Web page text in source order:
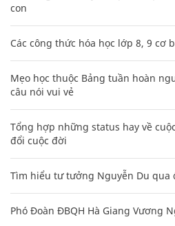
con
Các công thức hóa học lớp 8, 9 cơ
Mẹo học thuộc Bảng tuần hoàn
câu nói vui vẻ
Tổng hợp những status hay về
đổi cuộc đời
Tìm hiểu tư tưởng Nguyễn Du qua
Phó Đoàn ĐBQH Hà Giang Vương